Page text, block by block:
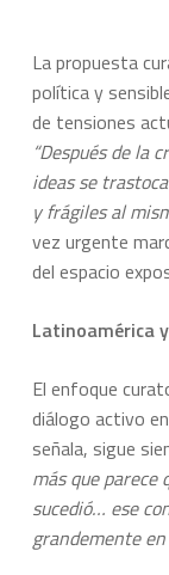
La propuesta
política y
de tensiones
“Después de la
ideas se
y frágiles al
vez urgente
del espacio
Latinoamérica
El enfoque
diálogo activo
señala, sigue
más que parece
sucedió… ese
grandemente